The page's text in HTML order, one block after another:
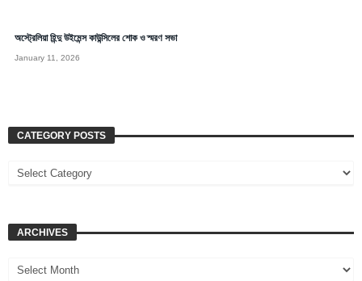
অস্ট্রেলিয়া হিন্দু উইমেন্স কাউন্সিলের শোক ও স্মরণ সভা
January 11, 2026
CATEGORY POSTS
ARCHIVES